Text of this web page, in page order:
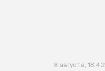
8 августа, 18:42